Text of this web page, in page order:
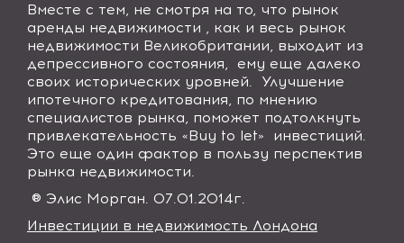
Вместе с тем, не смотря на то, что рынок
аренды недвижимости , как и весь рынок
недвижимости Великобритании, выходит из
депрессивного состояния, ему еще далеко
своих исторических уровней. Улучшение
ипотечного кредитования, по мнению
специалистов рынка, поможет подтолкнуть
привлекательность «Buy to let» инвестиций.
Это еще один фактор в пользу перспектив
рынка недвижимости.
® Элис Морган. 07.01.2014г.
Инвестиции в недвижимость Лондона